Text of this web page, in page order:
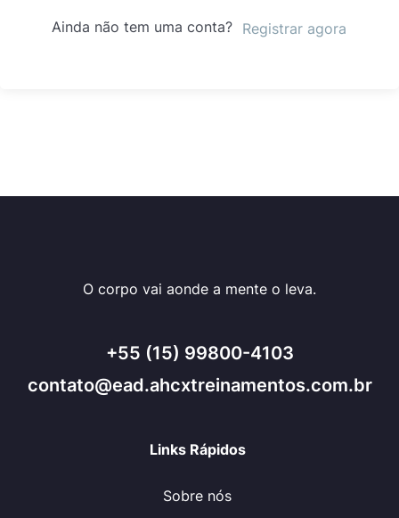
Ainda não tem uma conta? Registrar agora
O corpo vai aonde a mente o leva.
+55 (15) 99800-4103
contato@ead.ahcxtreinamentos.com.br
Links Rápidos
Sobre nós